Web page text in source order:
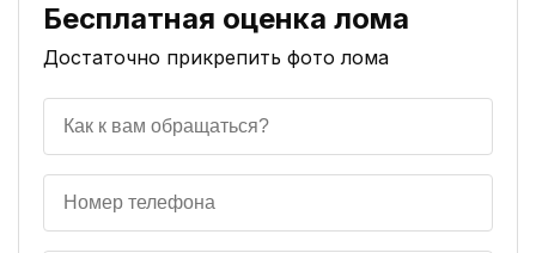
Бесплатная оценка лома
Достаточно прикрепить фото лома